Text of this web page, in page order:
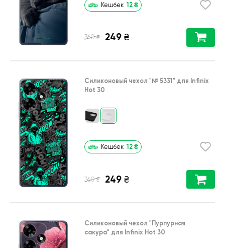
Кешбек 12 ₴
360 ₴ 249 ₴
Силиконовый чехол "№ 5331" для Infinix
Hot 30
Кешбек 12 ₴
360 ₴ 249 ₴
Силиконовый чехол "Пурпурная
сакура" для Infinix Hot 30